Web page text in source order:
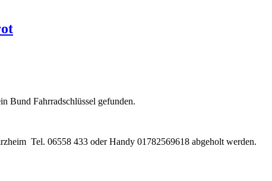
Bund Fahrradschlüssel gefunden.
Tel. 06558 433 oder Handy 01782569618 abgeholt werden.